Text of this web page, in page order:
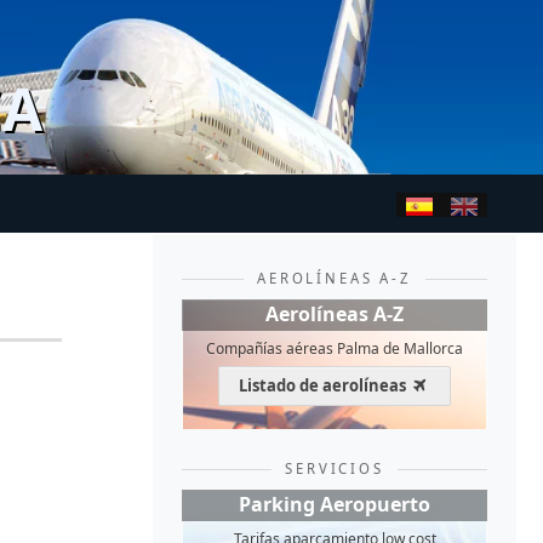
AEROLÍNEAS A-Z
Aerolíneas A-Z
Compañías aéreas Palma de Mallorca
Listado de aerolíneas
SERVICIOS
Parking Aeropuerto
Tarifas aparcamiento low cost